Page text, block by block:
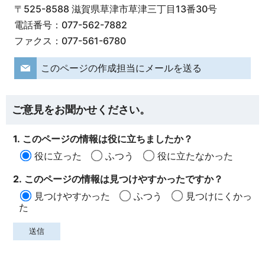
〒525-8588 滋賀県草津市草津三丁目13番30号
電話番号：077-562-7882
ファクス：077-561-6780
このページの作成担当にメールを送る
ご意見をお聞かせください。
1. このページの情報は役に立ちましたか？
役に立った
ふつう
役に立たなかった
2. このページの情報は見つけやすかったですか？
見つけやすかった
ふつう
見つけにくかっ
た